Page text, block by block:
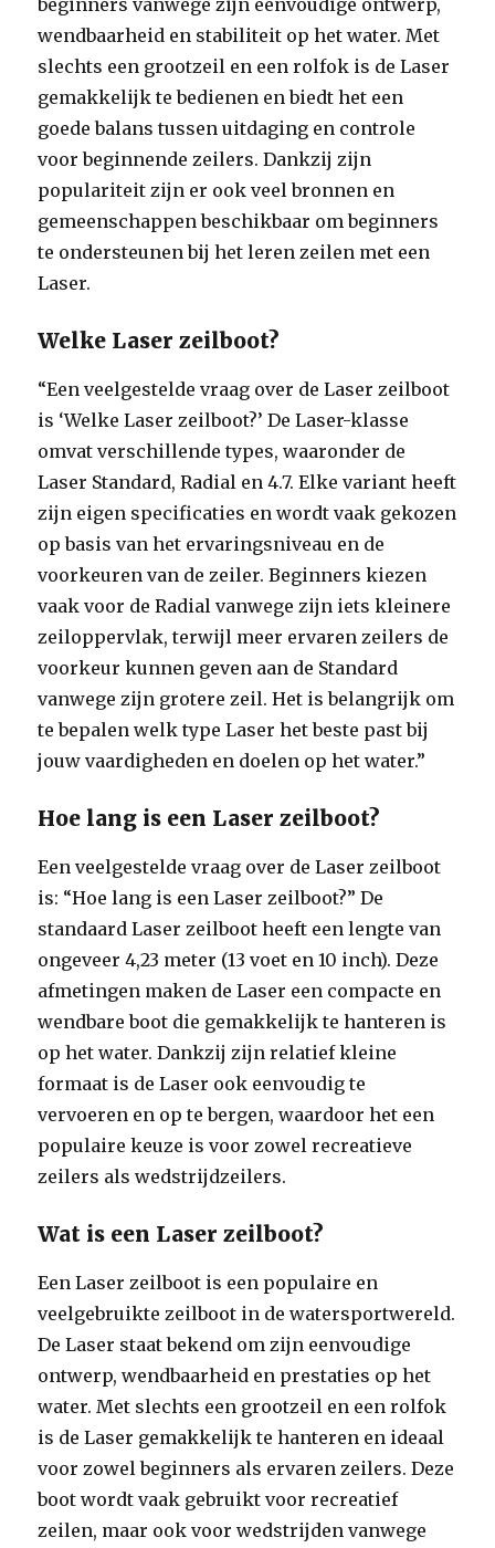
wendbaarheid en stabiliteit op het water. Met
slechts een grootzeil en een rolfok is de Laser
gemakkelijk te bedienen en biedt het een
goede balans tussen uitdaging en controle
voor beginnende zeilers. Dankzij zijn
populariteit zijn er ook veel bronnen en
gemeenschappen beschikbaar om beginners
te ondersteunen bij het leren zeilen met een
Laser.
Welke Laser zeilboot?
“Een veelgestelde vraag over de Laser zeilboot
is ‘Welke Laser zeilboot?’ De Laser-klasse
omvat verschillende types, waaronder de
Laser Standard, Radial en 4.7. Elke variant heeft
zijn eigen specificaties en wordt vaak gekozen
op basis van het ervaringsniveau en de
voorkeuren van de zeiler. Beginners kiezen
vaak voor de Radial vanwege zijn iets kleinere
zeiloppervlak, terwijl meer ervaren zeilers de
voorkeur kunnen geven aan de Standard
vanwege zijn grotere zeil. Het is belangrijk om
te bepalen welk type Laser het beste past bij
jouw vaardigheden en doelen op het water.”
Hoe lang is een Laser zeilboot?
Een veelgestelde vraag over de Laser zeilboot
is: “Hoe lang is een Laser zeilboot?” De
standaard Laser zeilboot heeft een lengte van
ongeveer 4,23 meter (13 voet en 10 inch). Deze
afmetingen maken de Laser een compacte en
wendbare boot die gemakkelijk te hanteren is
op het water. Dankzij zijn relatief kleine
formaat is de Laser ook eenvoudig te
vervoeren en op te bergen, waardoor het een
populaire keuze is voor zowel recreatieve
zeilers als wedstrijdzeilers.
Wat is een Laser zeilboot?
Een Laser zeilboot is een populaire en
veelgebruikte zeilboot in de watersportwereld.
De Laser staat bekend om zijn eenvoudige
ontwerp, wendbaarheid en prestaties op het
water. Met slechts een grootzeil en een rolfok
is de Laser gemakkelijk te hanteren en ideaal
voor zowel beginners als ervaren zeilers. Deze
boot wordt vaak gebruikt voor recreatief
zeilen, maar ook voor wedstrijden vanwege